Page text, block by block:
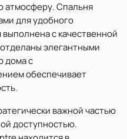
атмосферу. Спальня
для удобного
с качественной
элегантными
дома с
обеспечивает
важной частью
доступностью.